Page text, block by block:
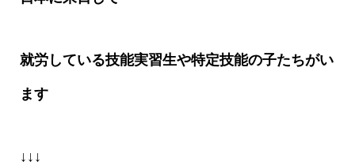
就労している技能実習生や特定技能の子たちがい
ます
↓↓↓